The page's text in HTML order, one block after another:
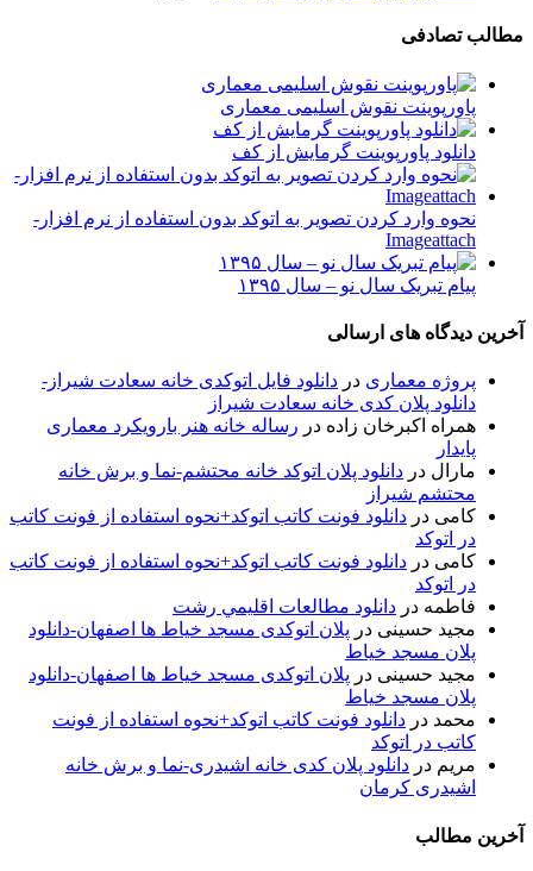
مطالب تصادفی
پاورپوینت نقوش اسلیمی معماری
دانلود پاورپوینت گرمایش از کف
نحوه وارد کردن تصویر به اتوکد بدون استفاده از نرم افزار-
Imageattach
پیام تبریک سال نو – سال ۱۳۹۵
آخرین دیدگاه های ارسالی
پروژه معماری در دانلود فایل اتوکدی خانه سعادت شیراز-
دانلود پلان کدی خانه سعادت شیراز
همراه اکبرخان زاده در رساله خانه هنر بارویکرد معماری
پایدار
مارال در دانلود پلان اتوکد خانه محتشم-نما و برش خانه
محتشم شیراز
کامی در دانلود فونت کاتب اتوکد+نحوه استفاده از فونت کاتب
در اتوکد
کامی در دانلود فونت کاتب اتوکد+نحوه استفاده از فونت کاتب
در اتوکد
فاطمه در دانلود مطالعات اقليمي رشت
مجید حسینی در پلان اتوکدی مسجد خیاط ها اصفهان-دانلود
پلان مسجد خیاط
مجید حسینی در پلان اتوکدی مسجد خیاط ها اصفهان-دانلود
پلان مسجد خیاط
محمد در دانلود فونت کاتب اتوکد+نحوه استفاده از فونت
کاتب در اتوکد
مریم در دانلود پلان کدی خانه اشیدری-نما و برش خانه
اشیدری کرمان
آخرین مطالب